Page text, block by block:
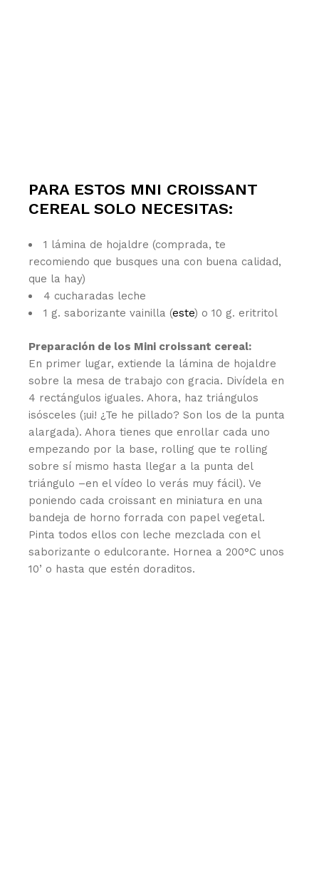
PARA ESTOS MNI CROISSANT
CEREAL SOLO NECESITAS:
1 lámina de hojaldre (comprada, te
recomiendo que busques una con buena calidad,
que la hay)
4 cucharadas leche
1 g. saborizante vainilla (este) o 10 g. eritritol
Preparación de los Mini croissant cereal:
En primer lugar, extiende la lámina de hojaldre
sobre la mesa de trabajo con gracia. Divídela en
4 rectángulos iguales. Ahora, haz triángulos
isósceles (¡ui! ¿Te he pillado? Son los de la punta
alargada). Ahora tienes que enrollar cada uno
empezando por la base, rolling que te rolling
sobre sí mismo hasta llegar a la punta del
triángulo –en el vídeo lo verás muy fácil). Ve
poniendo cada croissant en miniatura en una
bandeja de horno forrada con papel vegetal.
Pinta todos ellos con leche mezclada con el
saborizante o edulcorante. Hornea a 200°C unos
10’ o hasta que estén doraditos.